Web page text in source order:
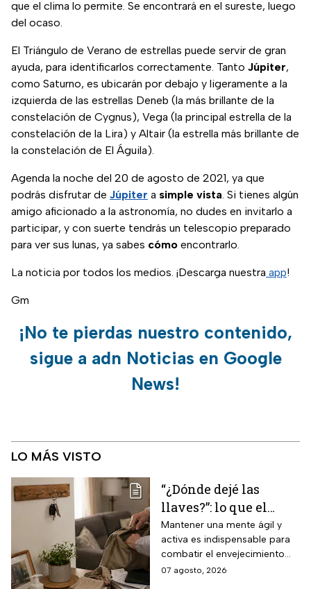
que el clima lo permite. Se encontrará en el sureste, luego
del ocaso.
El Triángulo de Verano de estrellas puede servir de gran
ayuda, para identificarlos correctamente. Tanto Júpiter,
como Saturno, es ubicarán por debajo y ligeramente a la
izquierda de las estrellas Deneb (la más brillante de la
constelación de Cygnus), Vega (la principal estrella de la
constelación de la Lira) y Altair (la estrella más brillante de
la constelación de El Águila).
Agenda la noche del 20 de agosto de 2021, ya que
podrás disfrutar de Júpiter a simple vista. Si tienes algún
amigo aficionado a la astronomía, no dudes en invitarlo a
participar, y con suerte tendrás un telescopio preparado
para ver sus lunas, ya sabes cómo encontrarlo.
La noticia por todos los medios. ¡Descarga nuestra app!
Gm
¡No te pierdas nuestro contenido,
sigue a adn Noticias en Google
News!
LO MÁS VISTO
“¿Dónde dejé las
llaves?”: lo que el
INAPAM advierte
sobre los 3 olvidos
comunes que no
debes ignorar en la
Mantener una mente ágil y
activa es indispensable para
combatir el envejecimiento
natural del cerebro.
07 agosto, 2026